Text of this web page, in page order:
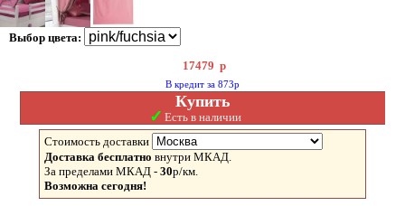
Выбор цвета:
17479 р
В кредит за 873р
Купить
✓ Есть в наличии
Стоимость доставки
Доставка бесплатно внутри МКАД.
За пределами МКАД - 30р/км.
Возможна сегодня!